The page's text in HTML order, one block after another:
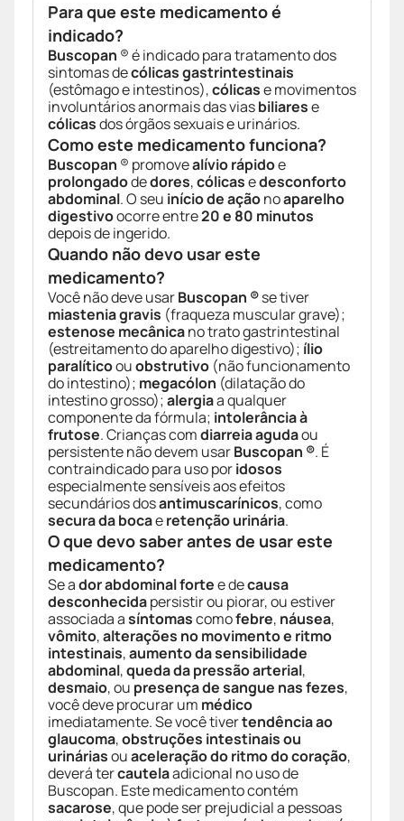
Para que este medicamento é
indicado?
Buscopan ® é indicado para tratamento dos
sintomas decólicas gastrintestinais
(estômago e intestinos),cólicase movimentos
involuntários anormais das viasbiliarese
cólicasdos órgãos sexuais e urinários.
Como este medicamento funciona?
Buscopan ® promovealívio rápidoe
prolongadodedores,cólicasedesconforto
abdominal. O seu início de açãonoaparelho
digestivoocorre entre20 e 80 minutos
depois de ingerido.
Quando não devo usar este
medicamento?
Você não deve usarBuscopan ®se tiver
miastenia gravis (fraqueza muscular grave);
estenose mecânicano trato gastrintestinal
(estreitamento do aparelho digestivo); ílio
paralíticoouobstrutivo (não funcionamento
do intestino); megacólon (dilatação do
intestino grosso);alergiaa qualquer
componente da fórmula; intolerância à
frutose. Crianças comdiarreia agudaou
persistente não devem usarBuscopan ®. É
contraindicado para uso poridosos
especialmente sensíveis aos efeitos
secundários dosantimuscarínicos, como
secura da bocaeretenção urinária.
O que devo saber antes de usar este
medicamento?
Se ador abdominal fortee decausa
desconhecidapersistir ou piorar, ou estiver
associada asíntomascomofebre, náusea,
vômito,alterações no movimento e ritmo
intestinais,aumento da sensibilidade
abdominal,queda da pressão arterial,
desmaio, ou presença de sangue nas fezes,
você deve procurar um médico
imediatamente. Se você tivertendência ao
glaucoma,obstruções intestinais ou
urináriasouaceleração do ritmo do coração,
deverá tercautelaadicional no uso de
Buscopan. Este medicamento contém
sacarose, que pode ser prejudicial a pessoas